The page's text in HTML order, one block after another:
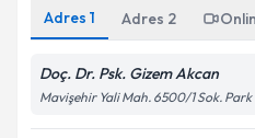
Adres 1 Adres 2
Doç. Dr. Psk. Gizem Akcan
Mavişehir Yali Mah. 6500/1 Sok. Park